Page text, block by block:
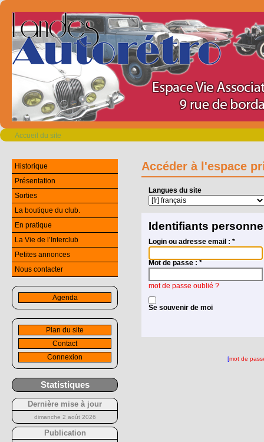
Accueil du site
Accéder à l'espace
Langues du site
Identifiants
Login ou adresse email : *
Mot de passe :*
mot de passe oublié ?
Se souvenir de moi
[mot de
Historique
Présentation
Sorties
La boutique du club.
En pratique
La Vie de l’Interclub
Petites annonces
Nous contacter
Agenda
Plan du site
Contact
Connexion
Statistiques
Dernière mise à jour
dimanche 2 août 2026
Publication